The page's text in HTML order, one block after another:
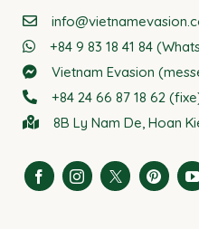
+84 9 83 18 41 84
Vietnam Evasion
+84 24 66 87 18 62
8B Ly Nam De, Hoan